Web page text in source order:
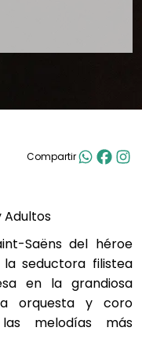
Compartir
Adultos
Saëns del héroe
seductora filistea
en la grandiosa
orquesta y coro
melodías más